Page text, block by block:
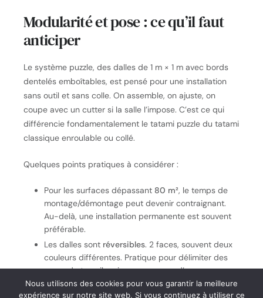
Modularité et pose : ce qu’il faut
anticiper
Le système puzzle, des dalles de 1 m × 1 m avec bords
dentelés emboîtables, est pensé pour une installation
sans outil et sans colle. On assemble, on ajuste, on
coupe avec un cutter si la salle l’impose. C’est ce qui
différencie fondamentalement le tatami puzzle du tatami
classique enroulable ou collé.
Quelques points pratiques à considérer :
Pour les surfaces dépassant 80 m², le temps de
montage/démontage peut devenir contraignant.
Au-delà, une installation permanente est souvent
préférable.
Les dalles sont réversibles. 2 faces, souvent deux
couleurs différentes. Pratique pour délimiter des
zones de travail ou inverser en cas d’usure
asymétrique.
Nous utilisons des cookies pour vous garantir la meilleure
expérience sur notre site web. Si vous continuez à utiliser ce